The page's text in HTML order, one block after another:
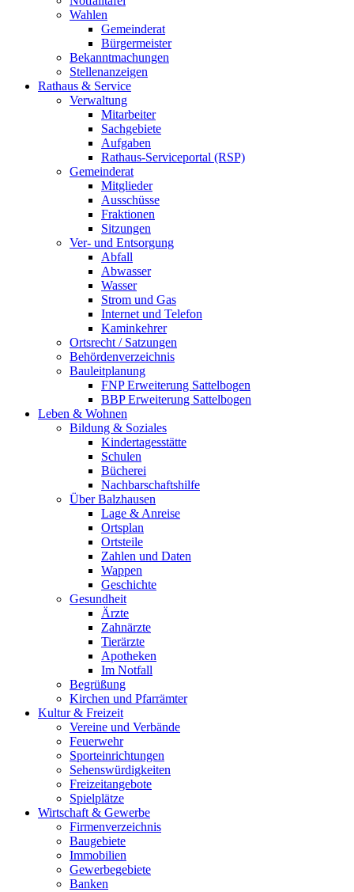
Wahlen
Gemeinderat
Bürgermeister
Bekanntmachungen
Stellenanzeigen
Rathaus & Service
Verwaltung
Mitarbeiter
Sachgebiete
Aufgaben
Rathaus-Serviceportal (RSP)
Gemeinderat
Mitglieder
Ausschüsse
Fraktionen
Sitzungen
Ver- und Entsorgung
Abfall
Abwasser
Wasser
Strom und Gas
Internet und Telefon
Kaminkehrer
Ortsrecht / Satzungen
Behördenverzeichnis
Bauleitplanung
FNP Erweiterung Sattelbogen
BBP Erweiterung Sattelbogen
Leben & Wohnen
Bildung & Soziales
Kindertagesstätte
Schulen
Bücherei
Nachbarschaftshilfe
Über Balzhausen
Lage & Anreise
Ortsplan
Ortsteile
Zahlen und Daten
Wappen
Geschichte
Gesundheit
Ärzte
Zahnärzte
Tierärzte
Apotheken
Im Notfall
Begrüßung
Kirchen und Pfarrämter
Kultur & Freizeit
Vereine und Verbände
Feuerwehr
Sporteinrichtungen
Sehenswürdigkeiten
Freizeitangebote
Spielplätze
Wirtschaft & Gewerbe
Firmenverzeichnis
Baugebiete
Immobilien
Gewerbegebiete
Banken